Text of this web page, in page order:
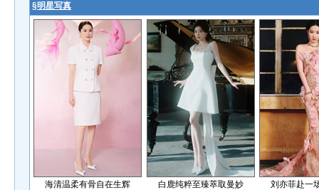
§明星写真
海清温柔有骨自在生辉 白鹿纯粹至臻萃取曼妙 刘亦菲赴一